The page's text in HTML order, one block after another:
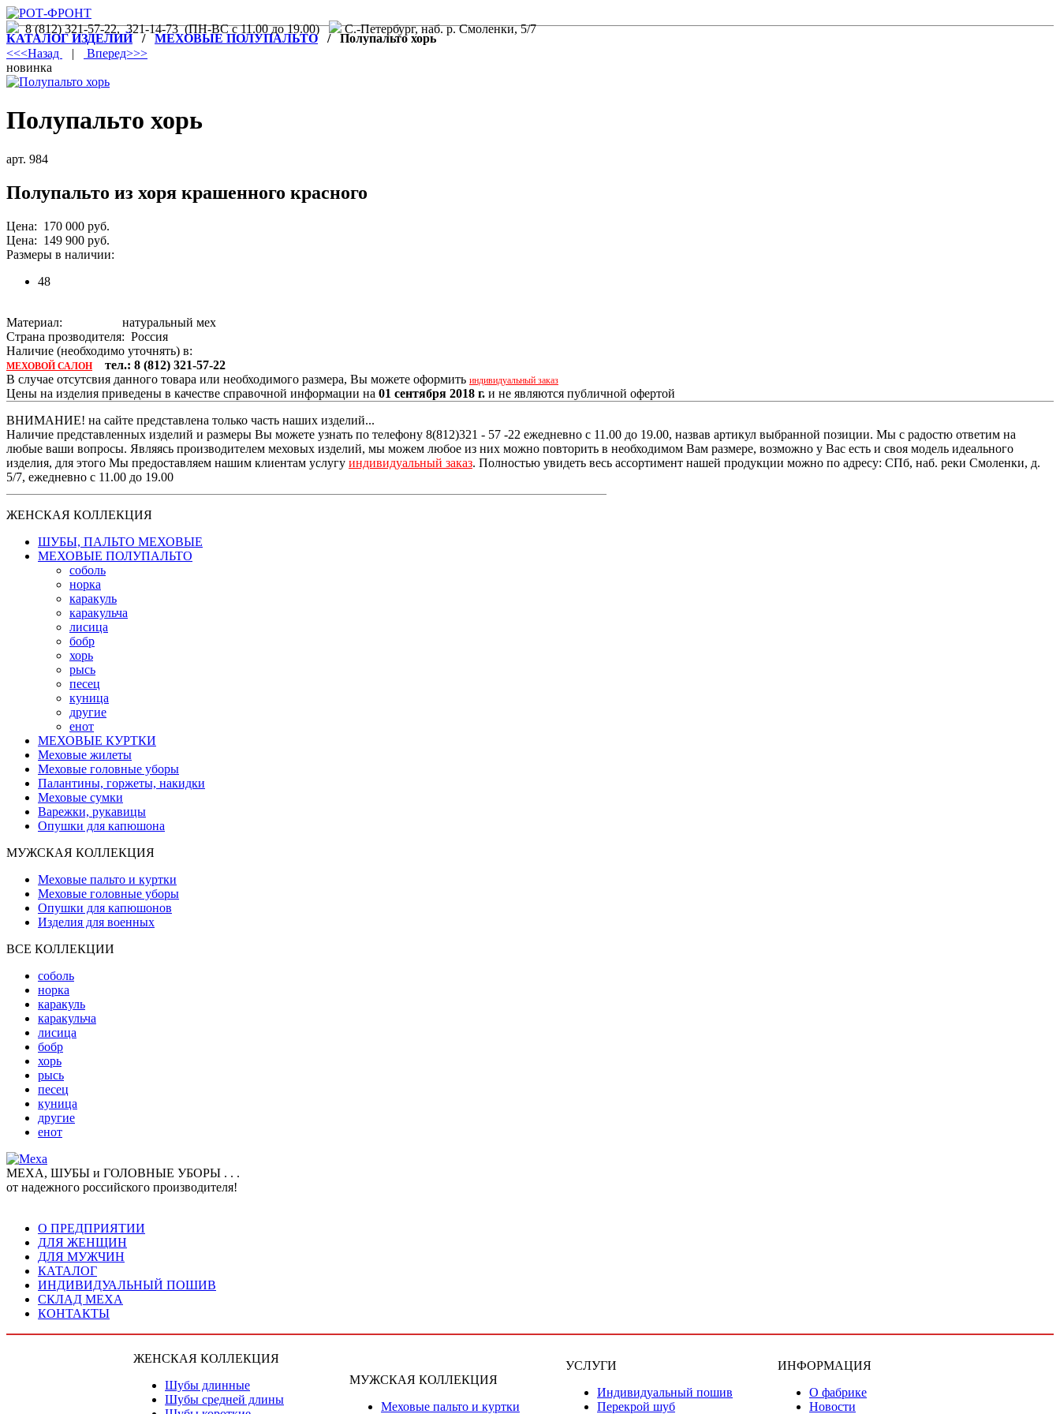
8 (812) 321-57-22, 321-14-73 (ПН-ВС с 11.00 до 19.00) С.-Петербург, наб. р. Смоленки, 5/7
КАТАЛОГ ИЗДЕЛИЙ/ МЕХОВЫЕ ПОЛУПАЛЬТО/ Полупальто хорь
<<<Назад
|
Вперед>>>
новинка
Полупальто хорь
арт. 984
Полупальто из хоря крашенного красного
Цена: 170 000 руб.
Цена: 149 900 руб.
Размеры в наличии:
48
Материал: натуральный мех
Страна прозводителя: Россия
Наличие (необходимо уточнять) в:
МЕХОВОЙ САЛОН
тел.: 8 (812) 321-57-22
В случае отсутсвия данного товара или необходимого размера, Вы можете оформить индивидуальный заказ
Цены на изделия приведены в качестве справочной информации на 01 сентября 2018 г. и не являются публичной офертой
ВНИМАНИЕ! на сайте представлена только часть наших изделий...
Наличие представленных изделий и размеры Вы можете узнать по телефону 8(812)321 - 57 -22 ежедневно с 11.00 до 19.00, назвав артикул выбранной позиции. Мы с радостю ответим на
любые ваши вопросы. Являясь производителем меховых изделий, мы можем любое из них можно повторить в необходимом Вам размере, возможно у Вас есть и своя модель идеального
изделия, для этого Мы предоставляем нашим клиентам услугу индивидуальный заказ. Полностью увидеть весь ассортимент нашей продукции можно по адресу: СПб, наб. реки Смоленки, д.
5/7, ежедневно с 11.00 до 19.00
ЖЕНСКАЯ КОЛЛЕКЦИЯ
ШУБЫ, ПАЛЬТО МЕХОВЫЕ
МЕХОВЫЕ ПОЛУПАЛЬТО
соболь
норка
каракуль
каракульча
лисица
бобр
хорь
рысь
песец
куница
другие
енот
МЕХОВЫЕ КУРТКИ
Меховые жилеты
Меховые головные уборы
Палантины, горжеты, накидки
Меховые сумки
Варежки, рукавицы
Опушки для капюшона
МУЖСКАЯ КОЛЛЕКЦИЯ
Меховые пальто и куртки
Меховые головные уборы
Опушки для капюшонов
Изделия для военных
ВСЕ КОЛЛЕКЦИИ
соболь
норка
каракуль
каракульча
лисица
бобр
хорь
рысь
песец
куница
другие
енот
МЕХА, ШУБЫ и ГОЛОВНЫЕ УБОРЫ . . .
от надежного российского производителя!
О ПРЕДПРИЯТИИ
ДЛЯ ЖЕНЩИН
ДЛЯ МУЖЧИН
КАТАЛОГ
ИНДИВИДУАЛЬНЫЙ ПОШИВ
СКЛАД МЕХА
КОНТАКТЫ
ЖЕНСКАЯ КОЛЛЕКЦИЯ
Шубы длинные
Шубы средней длины
МУЖСКАЯ КОЛЛЕКЦИЯ
Меховые пальто и куртки
УСЛУГИ
Индивидуальный пошив
Перекрой шуб
ИНФОРМАЦИЯ
О фабрике
Новости